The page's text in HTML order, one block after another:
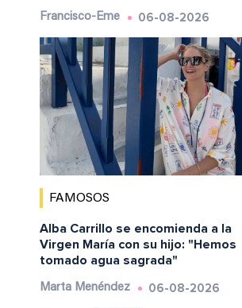
Francisco-Eme 06-08-2026
FAMOSOS
Alba Carrillo se encomienda a la
Virgen María con su hijo: "Hemos
tomado agua sagrada"
Marta Menéndez 06-08-2026